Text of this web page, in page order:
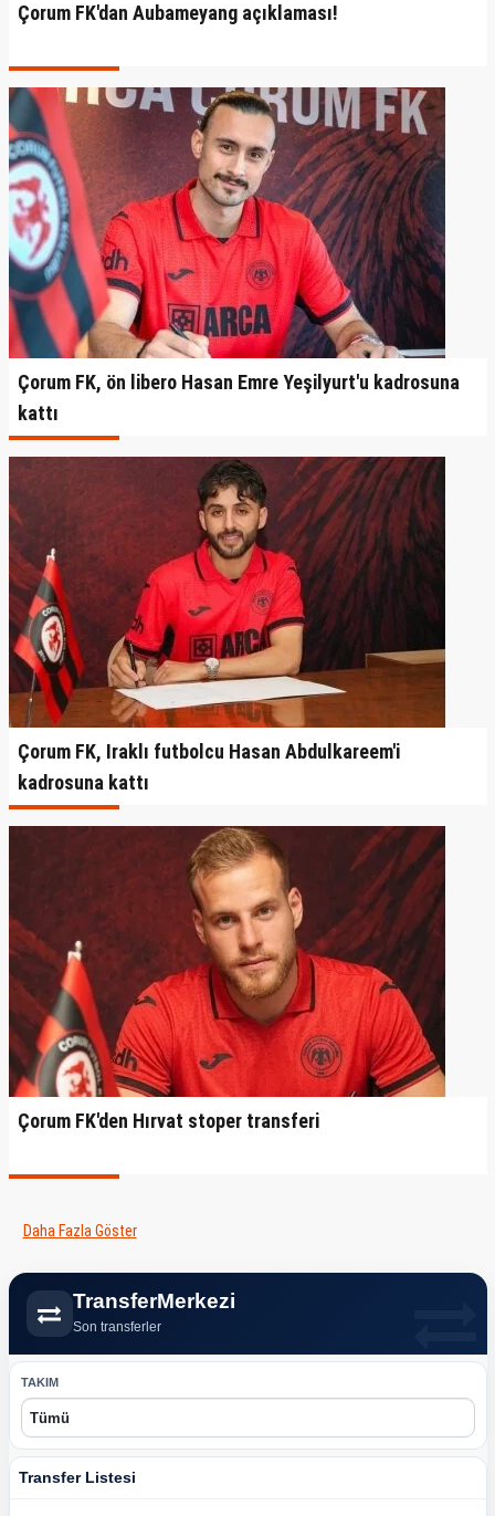
Çorum FK'dan Aubameyang açıklaması!
Çorum FK, ön libero Hasan Emre Yeşilyurt'u kadrosuna
kattı
Çorum FK, Iraklı futbolcu Hasan Abdulkareem'i
kadrosuna kattı
Çorum FK'den Hırvat stoper transferi
Daha Fazla Göster
TransferMerkezi
Son transferler
TAKIM
Transfer Listesi